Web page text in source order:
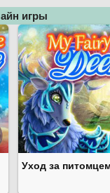
игры
Уход за